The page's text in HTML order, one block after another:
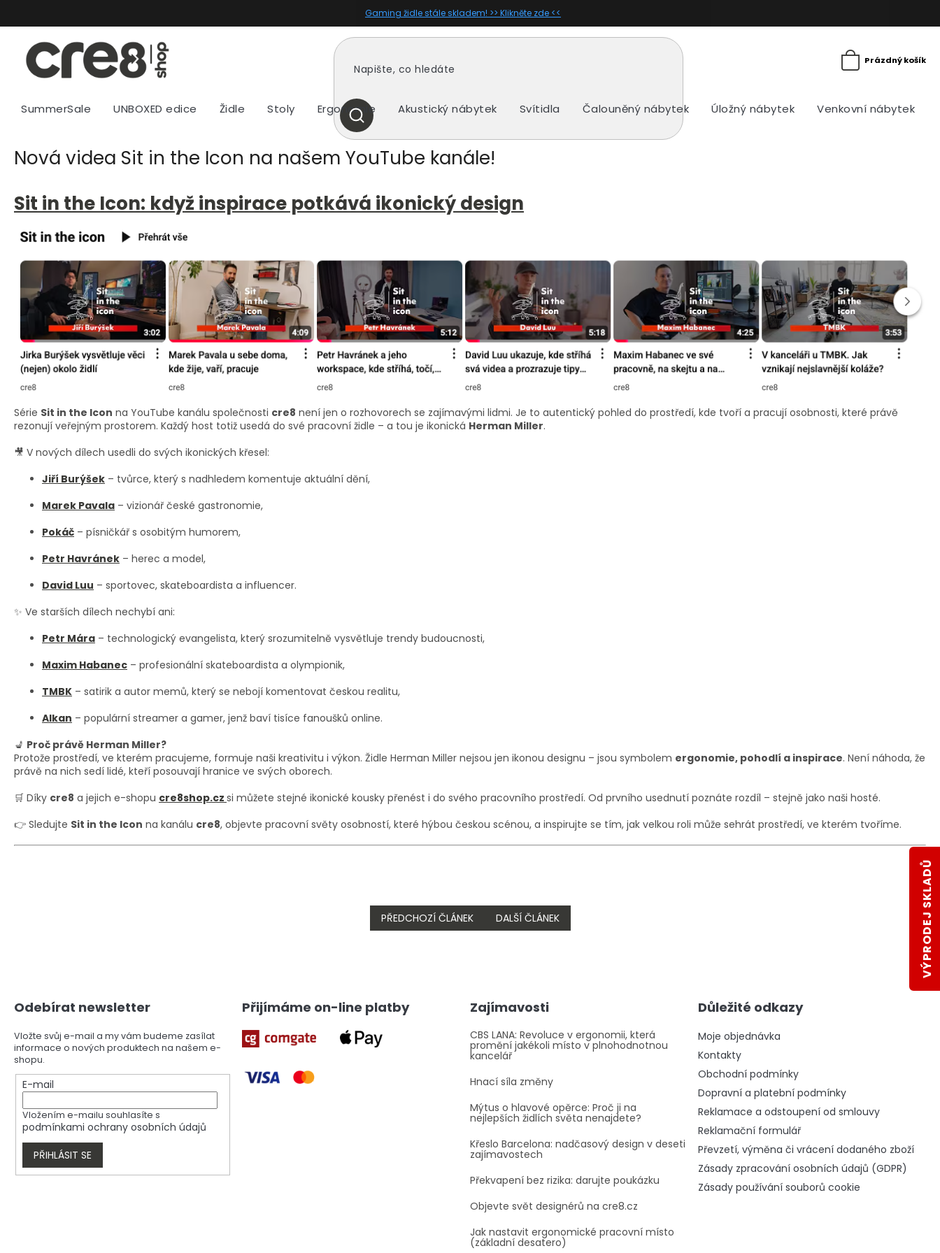
Gaming židle stále skladem! >> Klikněte zde <<
HLEDAT
Prázdný košík
SummerSale UNBOXED edice Židle Stoly Ergonomie Akustický nábytek Svítidla Čalouněný nábytek Úložný nábytek Venkovní nábytek
Nová videa Sit in the Icon na našem YouTube kanále!
Sit in the Icon: když inspirace potkává ikonický design
Série Sit in the Icon na YouTube kanálu společnosti cre8 není jen o rozhovorech se zajímavými lidmi. Je to autentický pohled do prostředí, kde tvoří a pracují osobnosti, které právě
rezonují veřejným prostorem. Každý host totiž usedá do své pracovní židle – a tou je ikonická Herman Miller.
🎥 V nových dílech usedli do svých ikonických křesel:
Jiří Burýšek – tvůrce, který s nadhledem komentuje aktuální dění,
Marek Pavala – vizionář české gastronomie,
Pokáč – písničkář s osobitým humorem,
Petr Havránek – herec a model,
David Luu – sportovec, skateboardista a influencer.
✨ Ve starších dílech nechybí ani:
Petr Mára – technologický evangelista, který srozumitelně vysvětluje trendy budoucnosti,
Maxim Habanec – profesionální skateboardista a olympionik,
TMBK – satirik a autor memů, který se nebojí komentovat českou realitu,
Alkan – populární streamer a gamer, jenž baví tisíce fanoušků online.
💺 Proč právě Herman Miller?
Protože prostředí, ve kterém pracujeme, formuje naši kreativitu i výkon. Židle Herman Miller nejsou jen ikonou designu – jsou symbolem ergonomie, pohodlí a inspirace. Není náhoda, že
právě na nich sedí lidé, kteří posouvají hranice ve svých oborech.
🛒 Díky cre8 a jejich e-shopu cre8shop.cz si můžete stejné ikonické kousky přenést i do svého pracovního prostředí. Od prvního usednutí poznáte rozdíl – stejně jako naši hosté.
👉 Sledujte Sit in the Icon na kanálu cre8, objevte pracovní světy osobností, které hýbou českou scénou, a inspirujte se tím, jak velkou roli může sehrát prostředí, ve kterém tvoříme.
PŘEDCHOZÍ ČLÁNEK DALŠÍ ČLÁNEK
Odebírat newsletter
Vložte svůj e-mail a my vám budeme zasílat
informace o nových produktech na našem e-
shopu.
E-mail
Vložením e-mailu souhlasíte s
podmínkami ochrany osobních údajů
PŘIHLÁSIT SE
Přijímáme on-line platby Zajímavosti
CBS LANA: Revoluce v ergonomii, která
promění jakékoli místo v plnohodnotnou
kancelář
Hnací síla změny
Mýtus o hlavové opěrce: Proč ji na
nejlepších židlích světa nenajdete?
Křeslo Barcelona: nadčasový design v deseti
zajímavostech
Překvapení bez rizika: darujte poukázku
Objevte svět designérů na cre8.cz
Jak nastavit ergonomické pracovní místo
(základní desatero)
Důležité odkazy
Moje objednávka
Kontakty
Obchodní podmínky
Dopravní a platební podmínky
Reklamace a odstoupení od smlouvy
Reklamační formulář
Převzetí, výměna či vrácení dodaného zboží
Zásady zpracování osobních údajů (GDPR)
Zásady používání souborů cookie
VÝPRODEJ SKLADŮ